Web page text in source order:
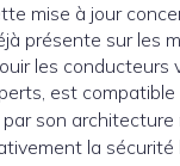
mise à jour
présente sur les
les
est
son
la